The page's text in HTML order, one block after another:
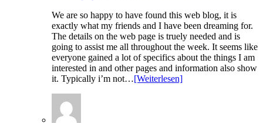
We are so happy to have found this web blog, it is
exactly what my friends and I have been dreaming for.
The details on the web page is truely needed and is
going to assist me all throughout the week. It seems like
everyone gained a lot of specifics about the things I am
interested in and other pages and information also show
it. Typically i’m not…[Weiterlesen]